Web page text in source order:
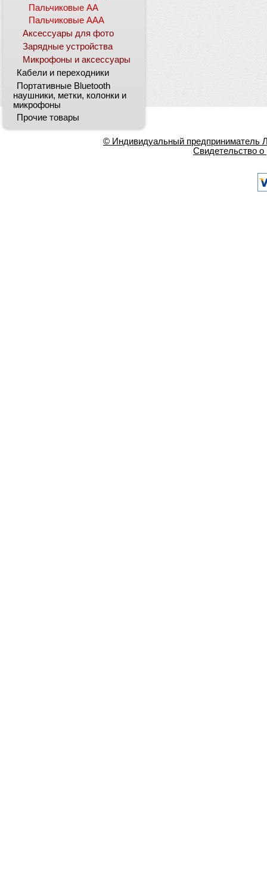
Пальчиковые АА
Пальчиковые ААА
Аксессуары для фото
Зарядные устройства
Микрофоны и аксессуары
Кабели и переходники
Портативные Bluetooth
наушники, метки, колонки и
микрофоны
Прочие товары
© Индивидуальный предприниматель
Свидетельство